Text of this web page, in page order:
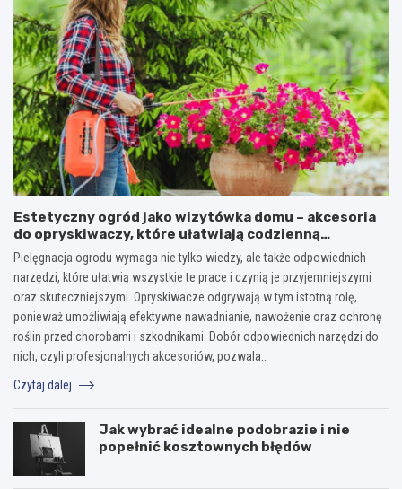
Estetyczny ogród jako wizytówka domu – akcesoria
do opryskiwaczy, które ułatwiają codzienną
pielęgnację
Pielęgnacja ogrodu wymaga nie tylko wiedzy, ale także odpowiednich
narzędzi, które ułatwią wszystkie te prace i czynią je przyjemniejszymi
oraz skuteczniejszymi. Opryskiwacze odgrywają w tym istotną rolę,
ponieważ umożliwiają efektywne nawadnianie, nawożenie oraz ochronę
roślin przed chorobami i szkodnikami. Dobór odpowiednich narzędzi do
nich, czyli profesjonalnych akcesoriów, pozwala…
Czytaj dalej
Jak wybrać idealne podobrazie i nie
popełnić kosztownych błędów